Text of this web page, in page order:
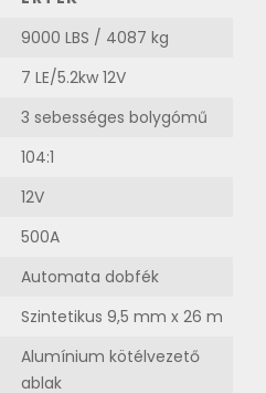
9000 LBS / 4087 kg
7 LE/5.2kw 12V
3 sebességes bolygómű
104:1
12V
500A
Automata dobfék
Szintetikus 9,5 mm x 26 m
Alumínium kötélvezető
ablak